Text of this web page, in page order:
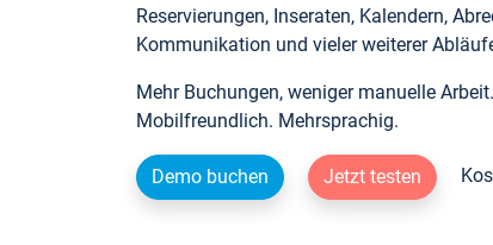
Reservierungen, Inseraten, Kalendern,
Kommunikation und vieler weiterer
Mehr Buchungen, weniger manuelle
Mobilfreundlich. Mehrsprachig.
Demo buchen Jetzt testen